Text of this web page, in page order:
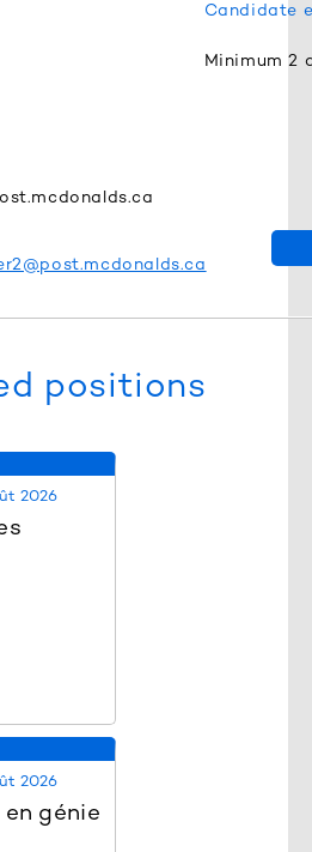
Candidate
Minimum 2
positions
2026
2026
génie